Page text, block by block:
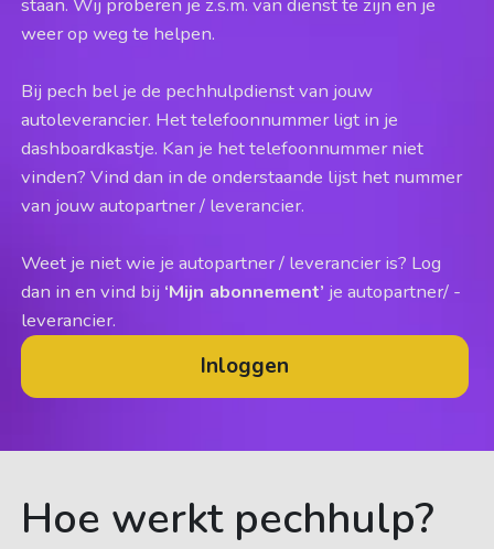
weer op weg te helpen.
Bij pech bel je de pechhulpdienst van jouw
autoleverancier. Het telefoonnummer ligt in je
dashboardkastje. Kan je het telefoonnummer niet
vinden? Vind dan in de onderstaande lijst het nummer
van jouw autopartner / leverancier.
Weet je niet wie je autopartner / leverancier is? Log
dan in en vind bij ‘Mijn abonnement’ je autopartner/ -
leverancier.
Inloggen
Hoe werkt pechhulp?